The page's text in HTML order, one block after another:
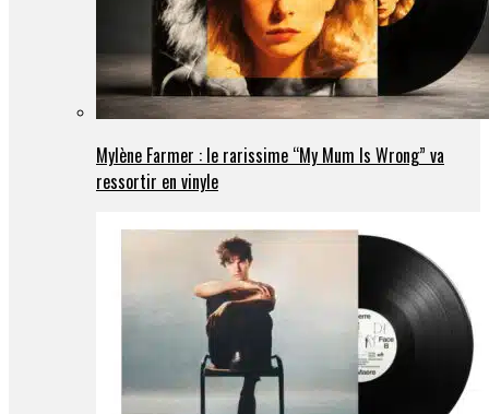
Mylène Farmer : le rarissime “My Mum Is Wrong” va
ressortir en vinyle